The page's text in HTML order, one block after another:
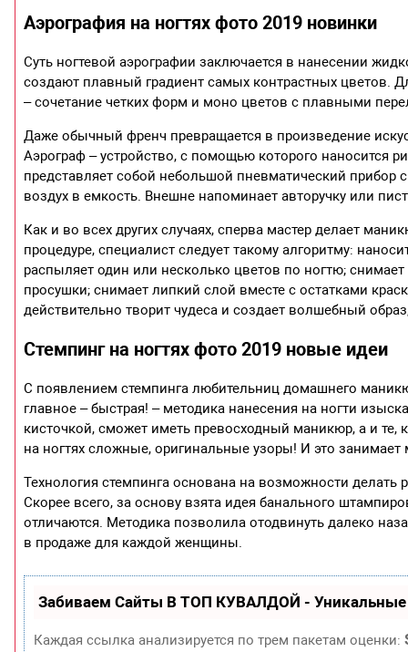
Аэрография на ногтях фото 2019 новинки
Суть ногтевой аэрографии заключается в нанесении
создают плавный градиент самых контрастных цветов.
– сочетание четких форм и моно цветов с плавными
Даже обычный френч превращается в произведение
Аэрограф – устройство, с помощью которого наносится
представляет собой небольшой пневматический прибор
воздух в емкость. Внешне напоминает авторучку или
Как и во всех других случаях, сперва мастер делает
процедуре, специалист следует такому алгоритму:
распыляет один или несколько цветов по ногтю;
просушки; снимает липкий слой вместе с остатками
действительно творит чудеса и создает волшебный
Стемпинг на ногтях фото 2019 новые идеи
С появлением стемпинга любительниц домашнего
главное – быстрая! – методика нанесения на ногти
кисточкой, сможет иметь превосходный маникюр, а и те,
на ногтях сложные, оригинальные узоры! И это
Технология стемпинга основана на возможности
Скорее всего, за основу взята идея банального
отличаются. Методика позволила отодвинуть далеко
в продаже для каждой женщины.
Забиваем Сайты В ТОП КУВАЛДОЙ - Уникальные
Каждая ссылка анализируется по трем пакетам оценки: